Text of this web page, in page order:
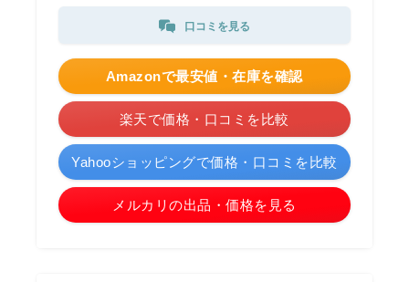
口コミを見る
Amazonで最安値・在庫を確認
楽天で価格・口コミを比較
Yahooショッピングで価格・口コミを比較
メルカリの出品・価格を見る